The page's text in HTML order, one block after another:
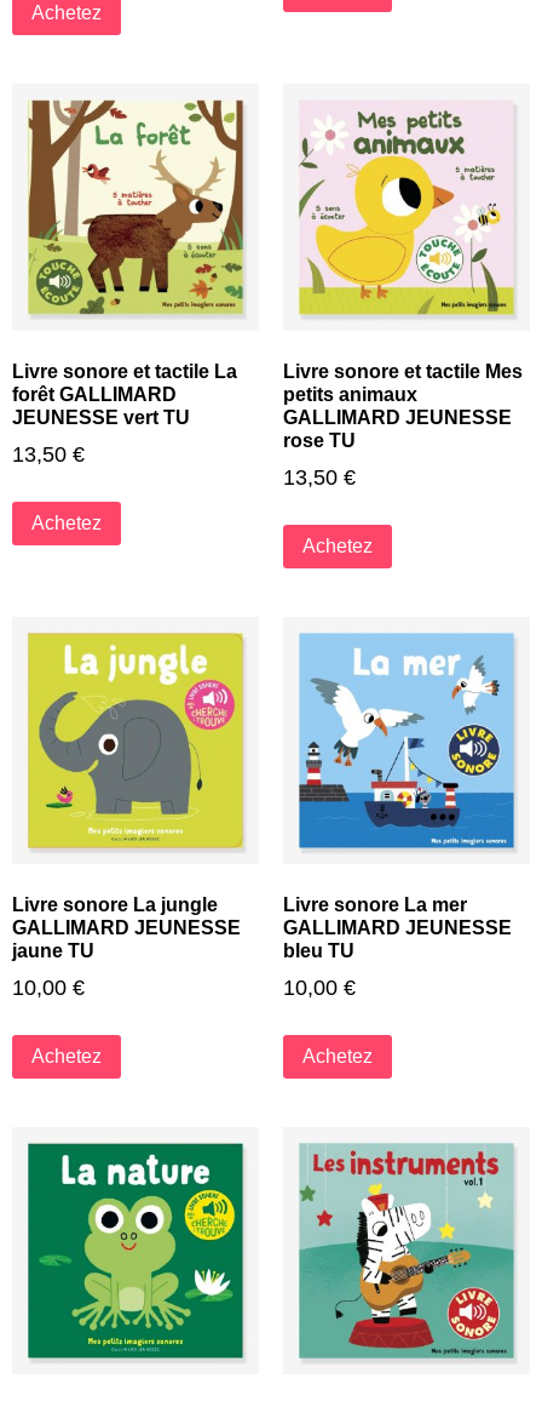
Achetez
Livre sonore et tactile La
forêt GALLIMARD
JEUNESSE vert TU
13,50 €
Achetez
Livre sonore et tactile Mes
petits animaux
GALLIMARD JEUNESSE
rose TU
13,50 €
Achetez
Livre sonore La jungle
GALLIMARD JEUNESSE
jaune TU
10,00 €
Achetez
Livre sonore La mer
GALLIMARD JEUNESSE
bleu TU
10,00 €
Achetez